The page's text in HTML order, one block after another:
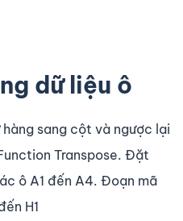
dữ liệu ô
sang cột và ngược lại
Transpose. Đặt
ô A1 đến A4. Đoạn mã
H1